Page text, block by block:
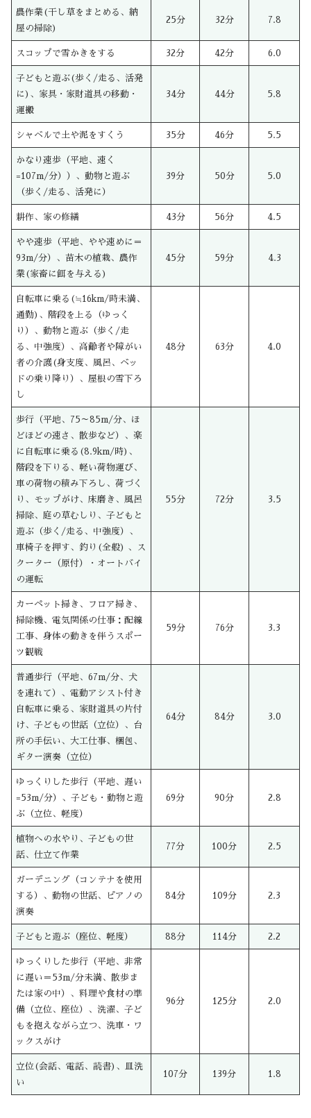
農作業(干し草をまとめる、納
屋の掃除)
25分 32分 7.8
スコップで雪かきをする 32分 42分 6.0
子どもと遊ぶ(歩く/走る、活発
に)、家具・家財道具の移動・
運搬
34分 44分 5.8
シャベルで土や泥をすくう 35分 46分 5.5
かなり速歩（平地、速く
=107m/分））、動物と遊ぶ
（歩く/走る、活発に）
39分 50分 5.0
耕作、家の修繕 43分 56分 4.5
やや速歩（平地、やや速めに＝
93m/分）、苗木の植栽、農作
業(家畜に餌を与える)
45分 59分 4.3
自転車に乗る(≒16km/時未満、
通勤)、階段を上る（ゆっく
り）、動物と遊ぶ（歩く/走
る、中強度）、高齢者や障がい
者の介護(身支度、風呂、ベッ
ドの乗り降り）、屋根の雪下ろ
し
48分 63分 4.0
歩行（平地、75～85m/分、ほ
どほどの速さ、散歩など）、楽
に自転車に乗る(8.9km/時)、
階段を下りる、軽い荷物運び、
車の荷物の積み下ろし、荷づく
り、モップがけ、床磨き、風呂
掃除、庭の草むしり、子どもと
遊ぶ（歩く/走る、中強度）、
車椅子を押す、釣り(全般) 、ス
クーター（原付）・オートバイ
の運転
55分 72分 3.5
カーペット掃き、フロア掃き、
掃除機、電気関係の仕事：配線
工事、身体の動きを伴うスポー
ツ観戦
59分 76分 3.3
普通歩行（平地、67m/分、犬
を連れて）、電動アシスト付き
自転車に乗る、家財道具の片付
け、子どもの世話（立位）、台
所の手伝い、大工仕事、梱包、
ギター演奏（立位）
64分 84分 3.0
ゆっくりした歩行（平地、遅い
=53m/分）、子ども・動物と遊
ぶ（立位、軽度）
69分 90分 2.8
植物への水やり、子どもの世
話、仕立て作業
77分 100分 2.5
ガーデニング（コンテナを使用
する）、動物の世話、ピアノの
演奏
84分 109分 2.3
子どもと遊ぶ（座位、軽度） 88分 114分 2.2
ゆっくりした歩行（平地、非常
に遅い＝53m/分未満、散歩ま
たは家の中）、料理や食材の準
備（立位、座位）、洗濯、子ど
もを抱えながら立つ、洗車・ワ
ックスがけ
96分 125分 2.0
立位(会話、電話、読書)、皿洗
い
107分 139分 1.8